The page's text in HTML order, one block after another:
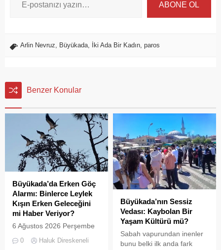
ABONE OL
Arlin Nevruz, Büyükada, İki Ada Bir Kadın, paros
Benzer Konular
Büyükada’da Erken Göç
Alarmı: Binlerce Leylek
Kışın Erken Geleceğini
mi Haber Veriyor?
6 Ağustos 2026 Perşembe
14:00 sularında Büyükada
0 Haluk Direskeneli
Büyükada’nın Sessiz
Vedası: Kaybolan Bir
Yaşam Kültürü mü?
Sabah vapurundan inenler
bunu belki ilk anda fark